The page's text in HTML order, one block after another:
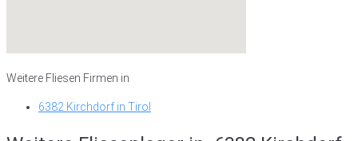
Weitere Fliesen Firmen in
6382 Kirchdorf in Tirol